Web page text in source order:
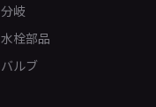
分岐
水栓部品
バルブ